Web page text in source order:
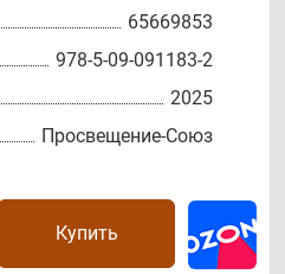
65669853
978-5-09-091183-2
2025
Просвещение-Союз
Купить